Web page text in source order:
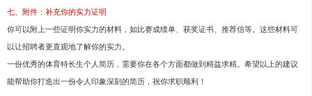
七、附件：补充你的实力证明
你可以附上一些证明你实力的材料，如比赛成绩单、获奖证书、推荐信等。这些材料可
以让招聘者更直观地了解你的实力。
一份优秀的体育特长生个人简历，需要你在各个方面都做到精益求精。希望以上的建议
能帮助你打造出一份令人印象深刻的简历，祝你求职顺利！